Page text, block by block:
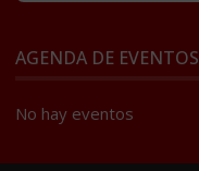
AGENDA DE EVENTOS
No hay eventos